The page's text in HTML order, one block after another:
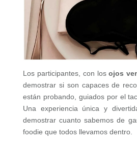
Los participantes, con losojos
demostrar si son capaces de
están probando, guiados por el
Una experiencia única y
demostrar cuanto sabemos de
foodie que todos llevamos dentro.